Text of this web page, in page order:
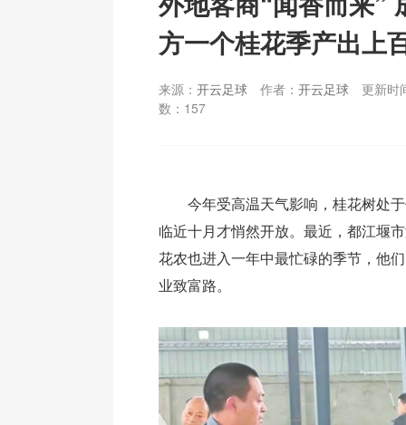
方一个桂花季产出上
来源： 开云足球 作者： 开云足球
更新时
数： 157
今年受高温天气影响，桂花树处
临近十月才悄然开放。最近，都江堰
花农也进入一年中最忙碌的季节，他
业致富路。